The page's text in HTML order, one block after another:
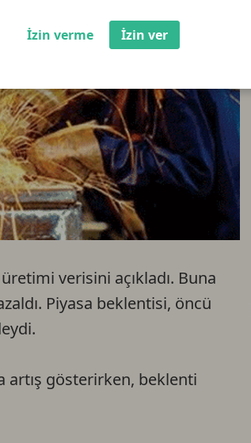
İzin verme İzin ver
verisini açıkladı. Buna
Piyasa beklentisi, öncü
artış gösterirken, beklenti